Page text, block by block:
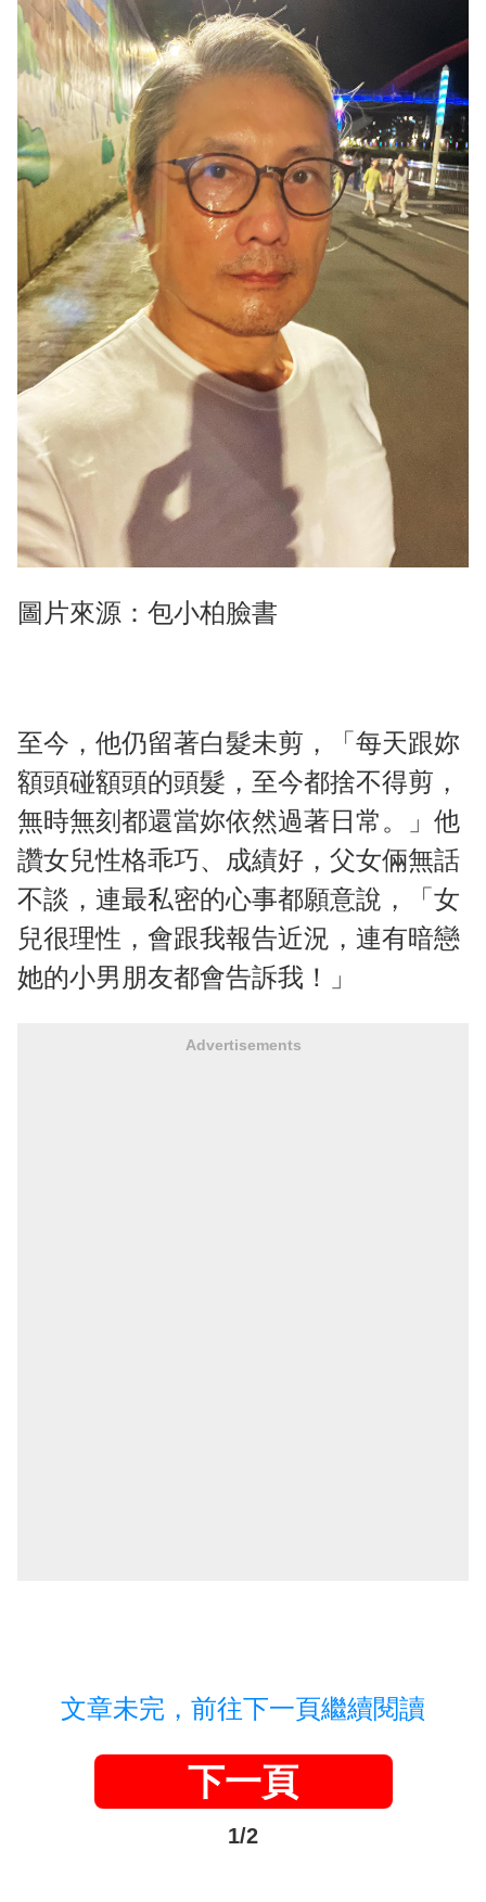
圖片來源：包小柏臉書
至今，他仍留著白髮未剪，「每天跟妳
額頭碰額頭的頭髮，至今都捨不得剪，
無時無刻都還當妳依然過著日常。」他
讚女兒性格乖巧、成績好，父女倆無話
不談，連最私密的心事都願意說，「女
兒很理性，會跟我報告近況，連有暗戀
她的小男朋友都會告訴我！」
Advertisements
文章未完，前往下一頁繼續閱讀
下一頁
1/2